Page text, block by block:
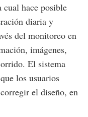
cual hace posible
diaria y
del monitoreo en
imágenes,
El sistema
los usuarios
el diseño, en